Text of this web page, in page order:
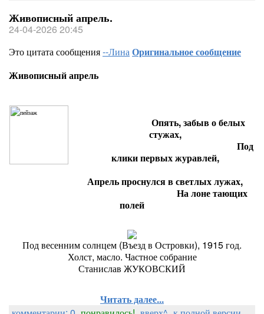
Живописный апрель.
24-04-2026 20:45
Это цитата сообщения--ЛинаОригинальное сообщение
Живописный апрель
Опять, забыв о белых
стужах,
Под
клики первых журавлей,
Апрель проснулся в светлых лужах,
На лоне тающих
полей
Под весенним солнцем (Въезд в Островки), 1915 год.
Холст, масло. Частное собрание
Станислав ЖУКОВСКИЙ
Читать далее...